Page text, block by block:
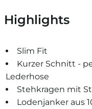
Highlights
Slim Fit
Kurzer Schnitt -
Lederhose
Stehkragen mit
Lodenjanker aus